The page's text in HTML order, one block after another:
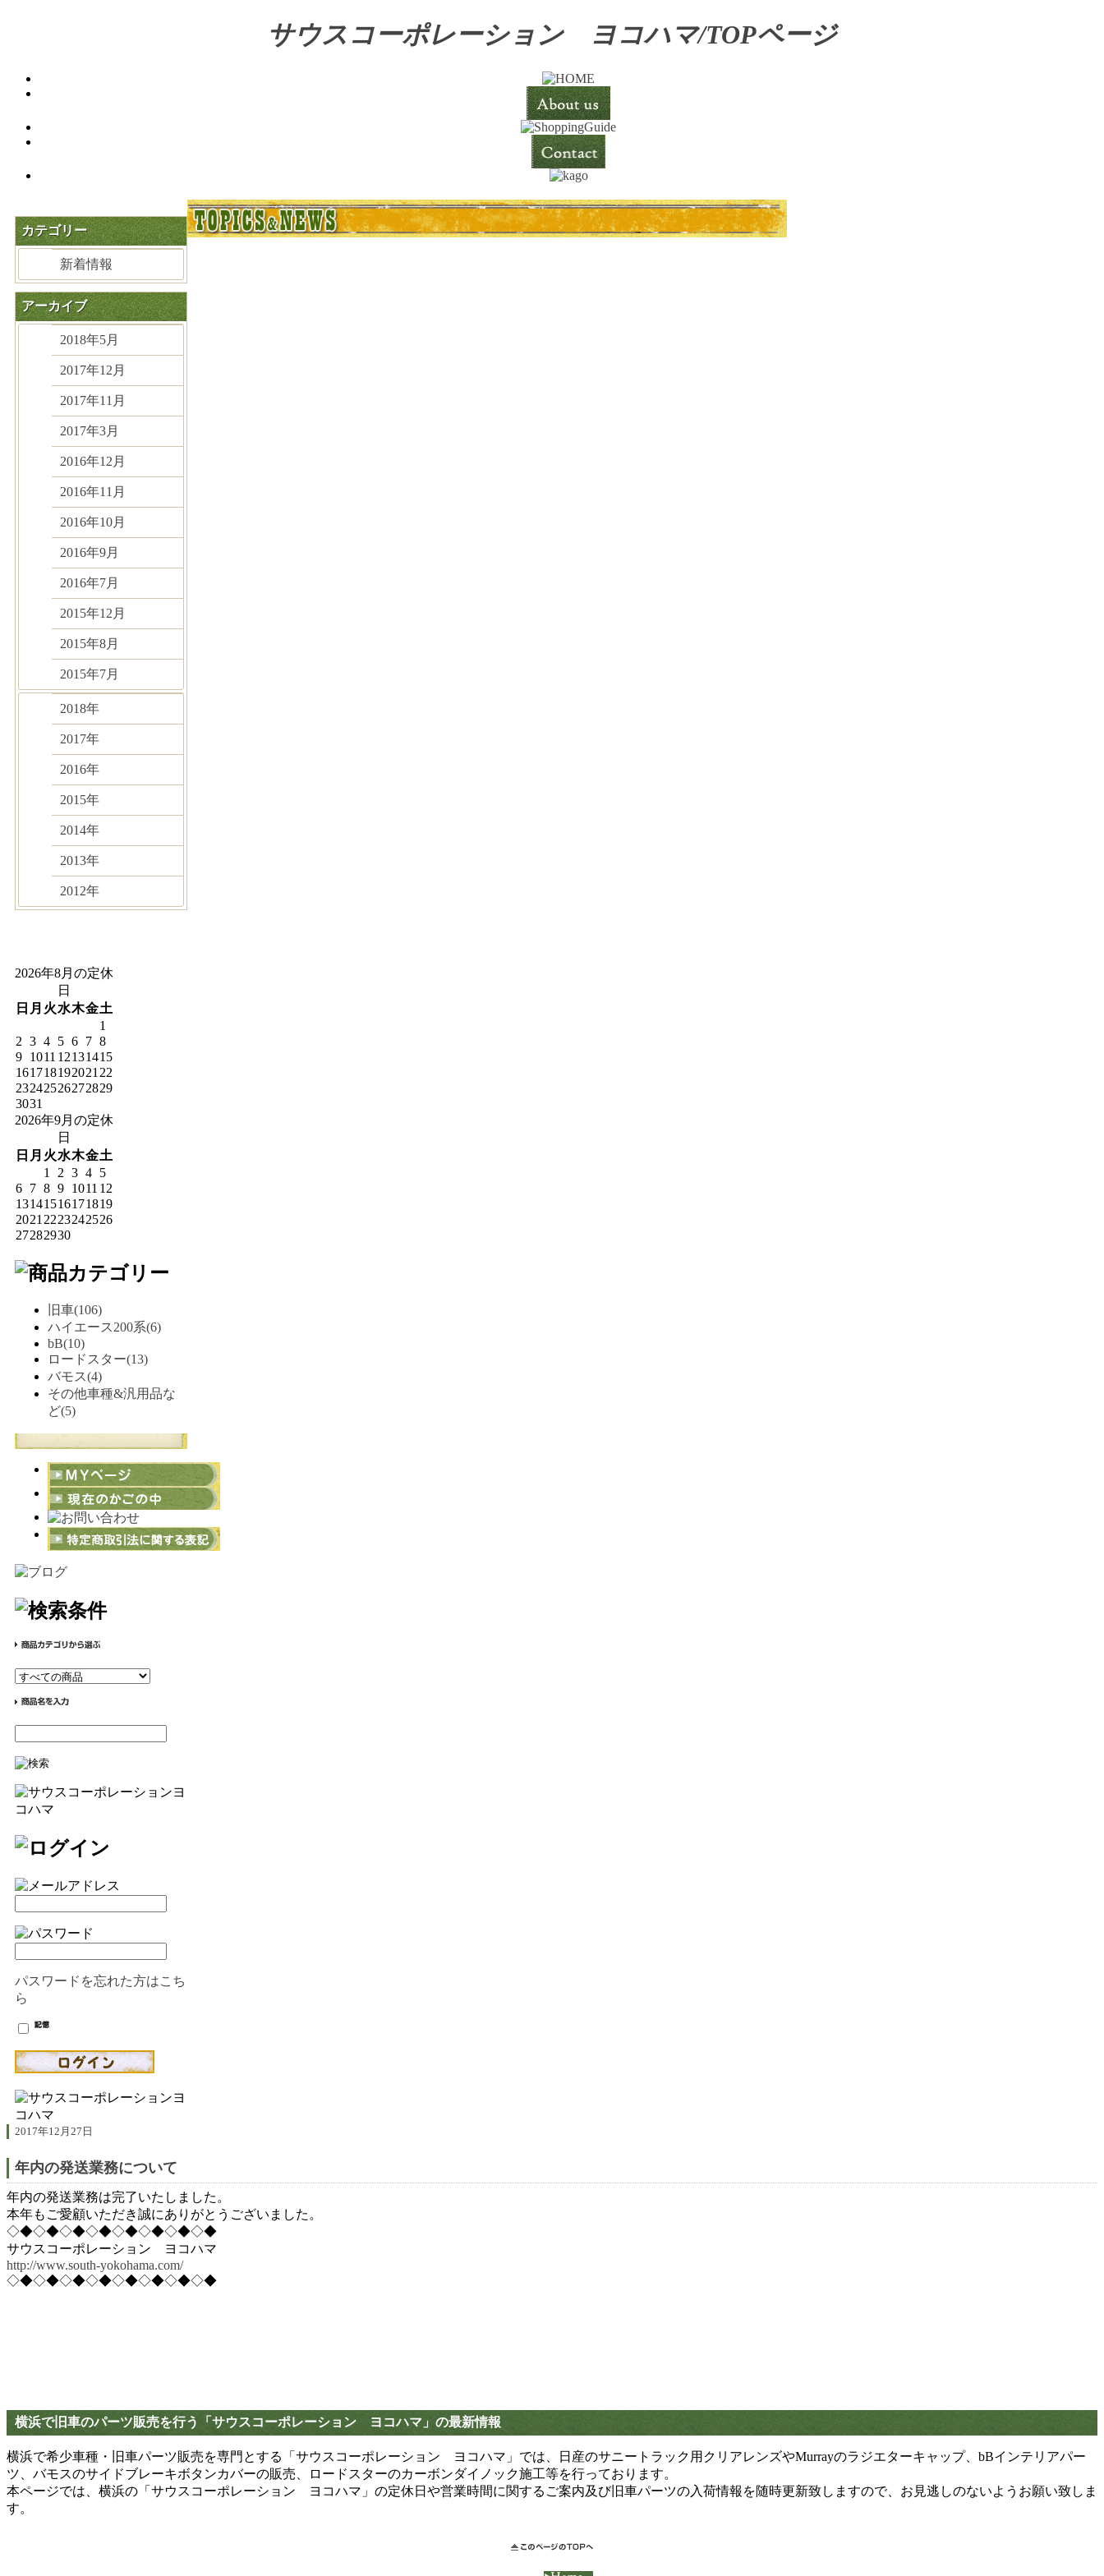
サウスコーポレーション ヨコハマ/TOPページ
カテゴリー
新着情報
アーカイブ
2018年5月
2017年12月
2017年11月
2017年3月
2016年12月
2016年11月
2016年10月
2016年9月
2016年7月
2015年12月
2015年8月
2015年7月
2018年
2017年
2016年
2015年
2014年
2013年
2012年
2026年8月の定休
日
日 月 火水木金土
1
2 3 4 5 6 7 8
9 1011 12131415
161718192021 22
23242526272829
3031
2026年9月の定休
日
日 月 火水木金土
1
2 3 4 5
6 7 8 9 1011 12
13141516171819
2021 2223242526
27282930
旧車(106)
ハイエース200系(6)
bB(10)
ロードスター(13)
バモス(4)
その他車種&汎用品な
ど(5)
パスワードを忘れた方はこち
ら
2017年12月27日
年内の発送業務について
年内の発送業務は完了いたしました。
本年もご愛顧いただき誠にありがとうございました。
◇◆◇◆◇◆◇◆◇◆◇◆◇◆◇◆
サウスコーポレーション ヨコハマ
http://www.south-yokohama.com/
◇◆◇◆◇◆◇◆◇◆◇◆◇◆◇◆
横浜で旧車のパーツ販売を行う「サウスコーポレーション ヨコハマ」の最新情報
横浜で希少車種・旧車パーツ販売を専門とする「サウスコーポレーション ヨコハマ」では、日産のサニートラック用クリアレンズやMurrayのラジエターキャップ、bBインテリアパー
ツ、バモスのサイドブレーキボタンカバーの販売、ロードスターのカーボンダイノック施工等を行っております。
本ページでは、横浜の「サウスコーポレーション ヨコハマ」の定休日や営業時間に関するご案内及び旧車パーツの入荷情報を随時更新致しますので、お見逃しのないようお願い致しま
す。